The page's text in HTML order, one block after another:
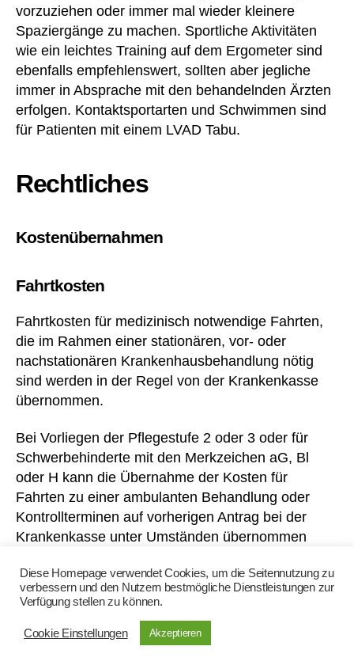
vorzuziehen oder immer mal wieder kleinere
Spaziergänge zu machen. Sportliche Aktivitäten
wie ein leichtes Training auf dem Ergometer sind
ebenfalls empfehlenswert, sollten aber jegliche
immer in Absprache mit den behandelnden Ärzten
erfolgen. Kontaktsportarten und Schwimmen sind
für Patienten mit einem LVAD Tabu.
Rechtliches
Kostenübernahmen
Fahrtkosten
Fahrtkosten für medizinisch notwendige Fahrten,
die im Rahmen einer stationären, vor- oder
nachstationären Krankenhausbehandlung nötig
sind werden in der Regel von der Krankenkasse
übernommen.
Bei Vorliegen der Pflegestufe 2 oder 3 oder für
Schwerbehinderte mit den Merkzeichen aG, Bl
oder H kann die Übernahme der Kosten für
Fahrten zu einer ambulanten Behandlung oder
Kontrollterminen auf vorherigen Antrag bei der
Krankenkasse unter Umständen übernommen
Gerinnungsmessgerät
Nach erfolgreicher Teilnahme an einer Schulung
S
G
B
I
X
),
A
n
ot
et
Bl
c
k
,
Bl
ut
er
d
ü
u
n
c
o
nt
ro
Diese Homepage verwendet Cookies, um die Seitennutzung zu
verbessern und den Nutzern bestmögliche Dienstleistungen zur
Verfügung stellen zu können.
Cookie Einstellungen Akzeptieren